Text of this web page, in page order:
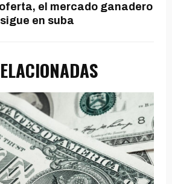
el mercado ganadero
sigue en suba